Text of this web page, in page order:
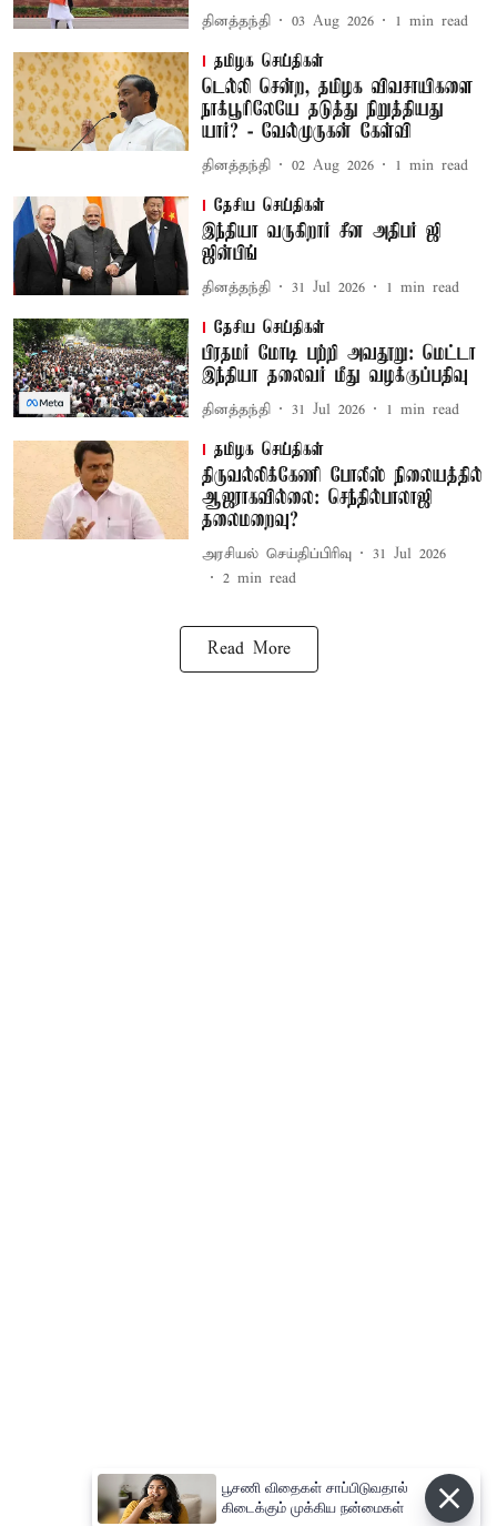
தினத்தந்தி 03 Aug 2026 1 min read
தமிழக செய்திகள்
டெல்லி சென்ற, தமிழக விவசாயிகளை
நாக்பூரிலேயே தடுத்து நிறுத்தியது
யார்? - வேல்முருகன் கேள்வி
தினத்தந்தி 02 Aug 2026 1 min read
தேசிய செய்திகள்
இந்தியா வருகிறார் சீன அதிபர் ஜி
ஜின்பிங்
தினத்தந்தி 31 Jul 2026 1 min read
தேசிய செய்திகள்
பிரதமர் மோடி பற்றி அவதூறு: மெட்டா
இந்தியா தலைவர் மீது வழக்குப்பதிவு
தினத்தந்தி 31 Jul 2026 1 min read
தமிழக செய்திகள்
திருவல்லிக்கேணி போலீஸ் நிலையத்தில்
ஆஜராகவில்லை: செந்தில்பாலாஜி
தலைமறைவு?
அரசியல் செய்திப்பிரிவு
31 Jul 2026
2 min read
Read More
பூசணி விதைகள் சாப்பிடுவதால்
கிடைக்கும் முக்கிய நன்மைகள்